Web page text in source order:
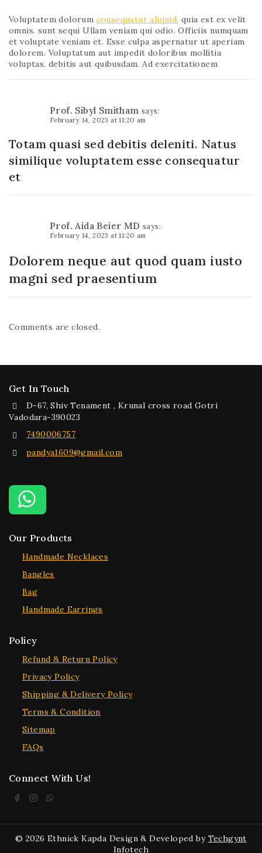
Voluptatem dolorum consequatur aliquid. quia est ex velit
omnis. sunt sequi Ullam veniam qui odio. Officiis numquam
et voluptate veniam et. Esse culpa aspernatur ut aperiam
dolorem. Voluptatum aut impedit doloribus mollitia
voluptas. debitis aut quibusdam. Ad exercitationem
Prof. Sibyl Smitham says:
February 14, 2023 at 11:20 am
Totam quasi sed debitis deleniti. Natus
similique voluptatem esse consequatur
et
Prof. Aida Beier MD says:
February 14, 2023 at 11:20 am
Dolorem neque aut quod quam iusto
magni sed praesentium
Comments are closed.
Get In Touch
D-67, Shiv Tenament , Krunal cross road Gotri
Vadodara-390023
7490006757
pandya1609@gmail.com
Our Products
Handmade Necklaces
Bangles
Bag
Handmade Earrings
Policy
Refund & Return Policy
Privacy Policy
Shipping & Delivery Policy
Terms & Condition
Sitemap
FAQs
Connect With Us!
© 2026 Ethnick Kapda Design & Developed by Techgynt
Infotech